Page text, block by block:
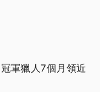
軍獵人7個月領近